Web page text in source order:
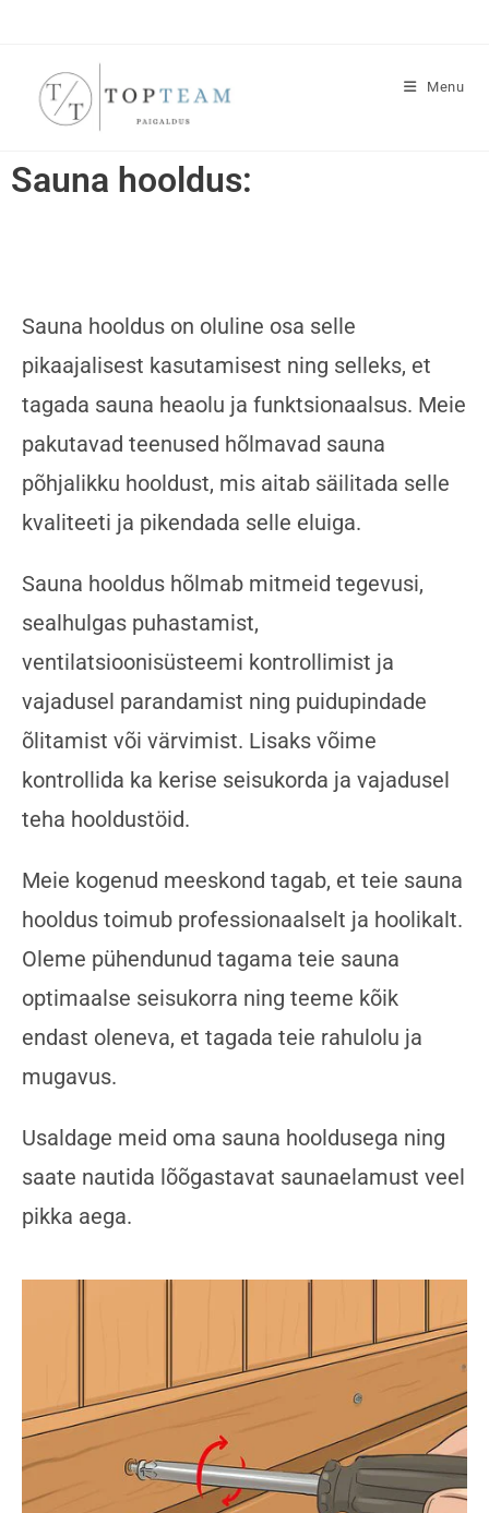
Menu
Sauna hooldus:
Sauna hooldus on oluline osa selle
pikaajalisest kasutamisest ning selleks, et
tagada sauna heaolu ja funktsionaalsus. Meie
pakutavad teenused hõlmavad sauna
põhjalikku hooldust, mis aitab säilitada selle
kvaliteeti ja pikendada selle eluiga.
Sauna hooldus hõlmab mitmeid tegevusi,
sealhulgas puhastamist,
ventilatsioonisüsteemi kontrollimist ja
vajadusel parandamist ning puidupindade
õlitamist või värvimist. Lisaks võime
kontrollida ka kerise seisukorda ja vajadusel
teha hooldustöid.
Meie kogenud meeskond tagab, et teie sauna
hooldus toimub professionaalselt ja hoolikalt.
Oleme pühendunud tagama teie sauna
optimaalse seisukorra ning teeme kõik
endast oleneva, et tagada teie rahulolu ja
mugavus.
Usaldage meid oma sauna hooldusega ning
saate nautida lõõgastavat saunaelamust veel
pikka aega.